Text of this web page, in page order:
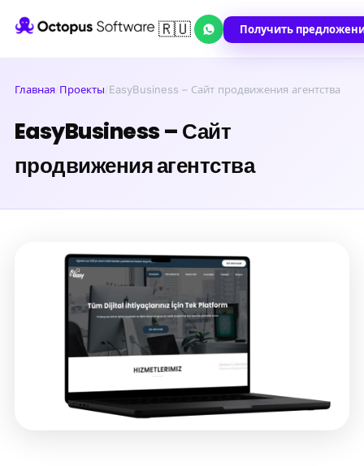
🇷🇺 Получить
Главная/Проекты/EasyBusiness – Сайт продвижения агентства
EasyBusiness – Сайт
продвижения агентства